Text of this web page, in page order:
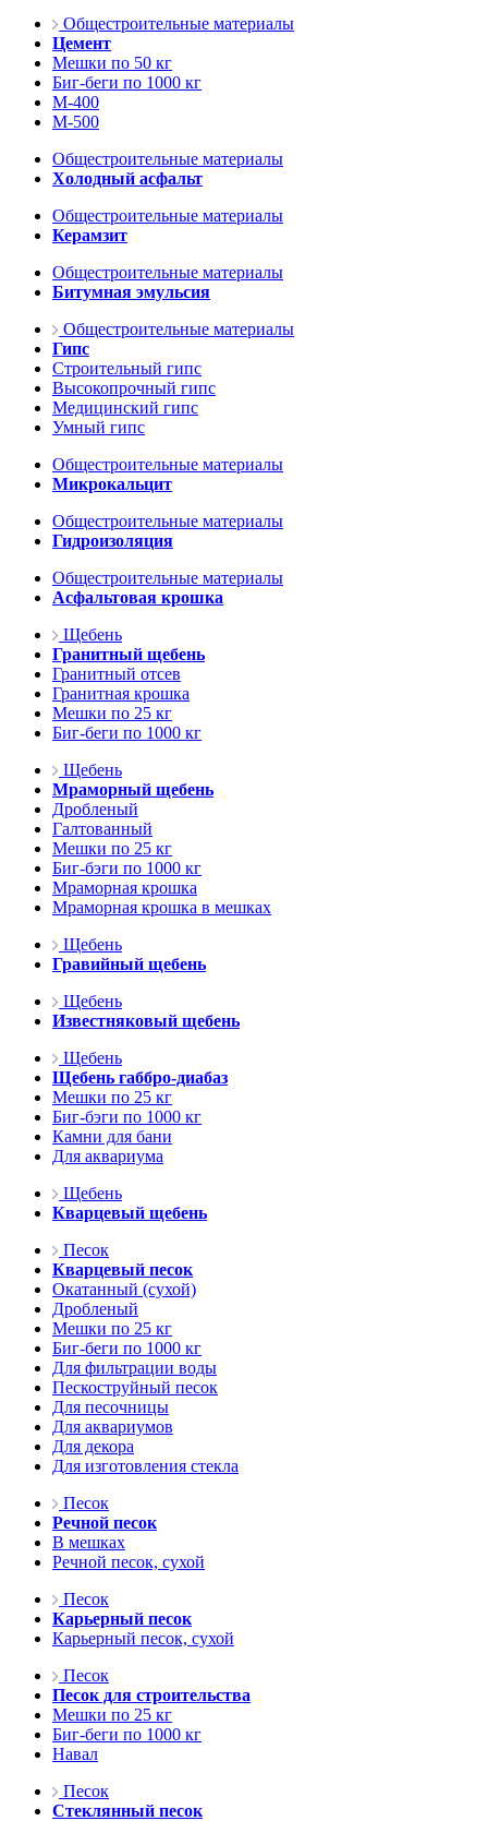
Общестроительные материалы
Цемент
Мешки по 50 кг
Биг-беги по 1000 кг
М-400
М-500
Общестроительные материалы
Холодный асфальт
Общестроительные материалы
Керамзит
Общестроительные материалы
Битумная эмульсия
Общестроительные материалы
Гипс
Строительный гипс
Высокопрочный гипс
Медицинский гипс
Умный гипс
Общестроительные материалы
Микрокальцит
Общестроительные материалы
Гидроизоляция
Общестроительные материалы
Асфальтовая крошка
Щебень
Гранитный щебень
Гранитный отсев
Гранитная крошка
Мешки по 25 кг
Биг-беги по 1000 кг
Щебень
Мраморный щебень
Дробленый
Галтованный
Мешки по 25 кг
Биг-бэги по 1000 кг
Мраморная крошка
Мраморная крошка в мешках
Щебень
Гравийный щебень
Щебень
Известняковый щебень
Щебень
Щебень габбро-диабаз
Мешки по 25 кг
Биг-бэги по 1000 кг
Камни для бани
Для аквариума
Щебень
Кварцевый щебень
Песок
Кварцевый песок
Окатанный (сухой)
Дробленый
Мешки по 25 кг
Биг-беги по 1000 кг
Для фильтрации воды
Пескоструйный песок
Для песочницы
Для аквариумов
Для декора
Для изготовления стекла
Песок
Речной песок
В мешках
Речной песок, сухой
Песок
Карьерный песок
Карьерный песок, сухой
Песок
Песок для строительства
Мешки по 25 кг
Биг-беги по 1000 кг
Навал
Песок
Стеклянный песок